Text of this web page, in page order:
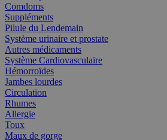
Comdoms
Suppléments
Pilule du Lendemain
Système urinaire et prostate
Autres médicaments
Système Cardiovasculaire
Hémorroïdes
Jambes lourdes
Circulation
Rhumes
Allergie
Toux
Maux de gorge